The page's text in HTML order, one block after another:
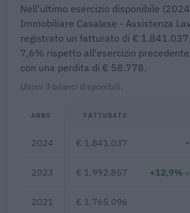
Nell'ultimo esercizio disponibile
Immobiliare Casalese - Assistenza
registrato un fatturato di €
7,6% rispetto all'esercizio
con una perdita di € 58.778.
Ultimi 3 bilanci disponibili.
ANNO FATTURATO
2024 € 1.841.037
2023 € 1.992.857 +12,9%
2021 € 1.765.096